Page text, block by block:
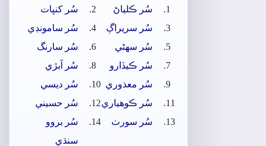
سُر ڪلياڻ
سُر کنڀات
سُر سريراڳ
سُر سامونڊي
سُر سھڻي
سُر سارنگ
سُر ڪيڏارو
سُر آبڙي
سُر معذوري
سُر ديسي
سُر ڪوھياري
سُر حسيني
سُر سورٺ
سُر بروو
سنڌي